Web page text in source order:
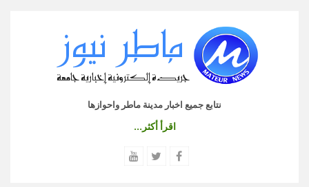
نتابع جميع اخبار مدينة ماطر واحوازها
اقرأ أكثر...